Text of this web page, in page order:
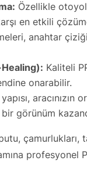
Özellikle
en etkili
anahtar
Kaliteli
onarabilir.
aracınızın
görünüm
profesyonel